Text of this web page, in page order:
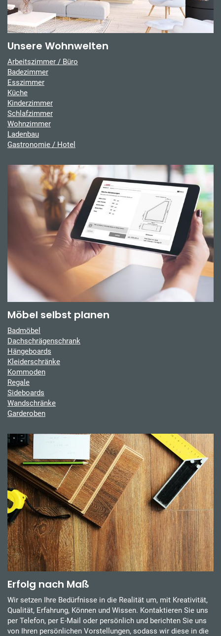
Unsere Wohnwelten
Arbeitszimmer / Büro
Badezimmer
Esszimmer
Küche
Kinderzimmer
Schlafzimmer
Wohnzimmer
Ladenbau
Gastronomie / Hotel
Möbel selbst planen
Badmöbel
Dachschrägenschrank
Hängeboards
Kleiderschränke
Kommoden
Regale
Sideboards
Wandschränke
Garderoben
Erfolg nach Maß
Wir setzen Ihre Bedürfnisse in die Realität um, mit Kreativität,
Qualität, Erfahrung, Können und Wissen. Kontaktieren Sie uns
per Telefon, per E-Mail oder persönlich und berichten Sie uns
von Ihren persönlichen Vorstellungen, sodass wir diese in die